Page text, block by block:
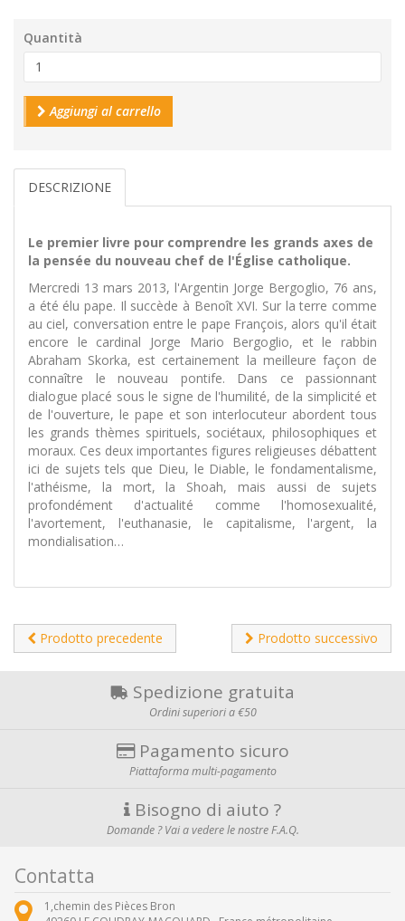
Quantità
Aggiungi al carrello
DESCRIZIONE
Le premier livre pour comprendre les grands axes de
la pensée du nouveau chef de l'Église catholique.
Mercredi 13 mars 2013, l'Argentin Jorge Bergoglio, 76 ans,
a été élu pape. Il succède à Benoît XVI. Sur la terre comme
au ciel, conversation entre le pape François, alors qu'il était
encore le cardinal Jorge Mario Bergoglio, et le rabbin
Abraham Skorka, est certainement la meilleure façon de
connaître le nouveau pontife. Dans ce passionnant
dialogue placé sous le signe de l'humilité, de la simplicité et
de l'ouverture, le pape et son interlocuteur abordent tous
les grands thèmes spirituels, sociétaux, philosophiques et
moraux. Ces deux importantes figures religieuses débattent
ici de sujets tels que Dieu, le Diable, le fondamentalisme,
l'athéisme, la mort, la Shoah, mais aussi de sujets
profondément d'actualité comme l'homosexualité,
l'avortement, l'euthanasie, le capitalisme, l'argent, la
mondialisation…
Prodotto precedente Prodotto successivo
Spedizione gratuita
Ordini superiori a €50
Pagamento sicuro
Piattaforma multi-pagamento
Bisogno di aiuto ?
Domande ? Vai a vedere le nostre F.A.Q.
Contatta
1,chemin des Pièces Bron